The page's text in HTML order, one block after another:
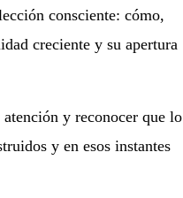
consciente: cómo,
creciente y su apertura
y reconocer que lo
y en esos instantes